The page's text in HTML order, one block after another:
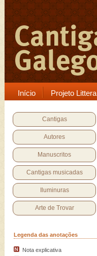
Início Projeto Littera
Cantigas
Autores
Manuscritos
Cantigas musicadas
Iluminuras
Arte de Trovar
Legenda das anotações
Nota explicativa